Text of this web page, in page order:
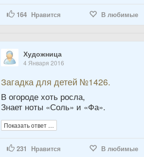
164 Нравится В любимые
Художница
4 Января 2016
Загадка для детей №1426.
В огороде хоть росла,
Знает ноты «Соль» и «Фа».
Показать ответ …
231 Нравится В любимые